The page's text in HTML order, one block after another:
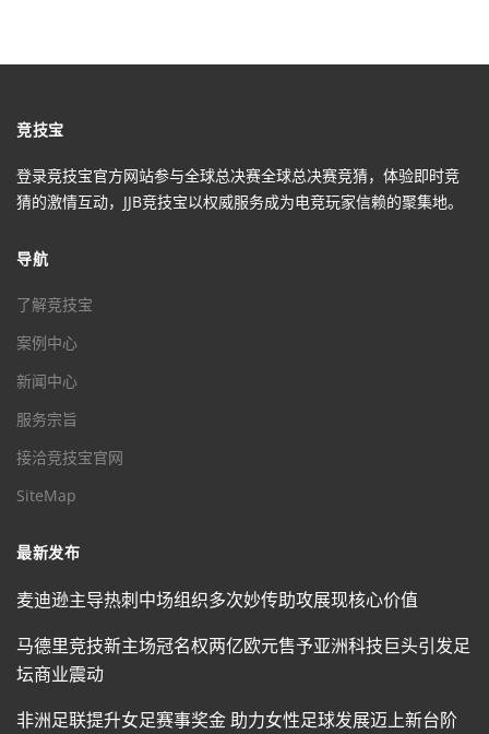
竞技宝
登录竞技宝官方网站参与全球总决赛全球总决赛竞猜，体验即时竞
猜的激情互动，JJB竞技宝以权威服务成为电竞玩家信赖的聚集地。
导航
了解竞技宝
案例中心
新闻中心
服务宗旨
接洽竞技宝官网
SiteMap
最新发布
麦迪逊主导热刺中场组织多次妙传助攻展现核心价值
马德里竞技新主场冠名权两亿欧元售予亚洲科技巨头引发足
坛商业震动
非洲足联提升女足赛事奖金 助力女性足球发展迈上新台阶